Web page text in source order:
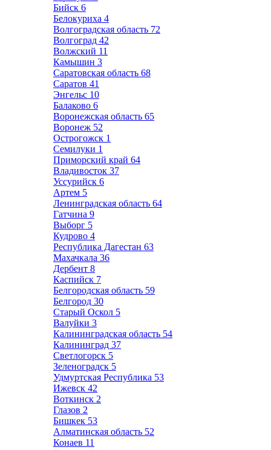
Бийск 6
Белокуриха 4
Волгоградская область 72
Волгоград 42
Волжский 11
Камышин 3
Саратовская область 68
Саратов 41
Энгельс 10
Балаково 6
Воронежская область 65
Воронеж 52
Острогожск 1
Семилуки 1
Приморский край 64
Владивосток 37
Уссурийск 6
Артем 5
Ленинградская область 64
Гатчина 9
Выборг 5
Кудрово 4
Республика Дагестан 63
Махачкала 36
Дербент 8
Каспийск 7
Белгородская область 59
Белгород 30
Старый Оскол 5
Валуйки 3
Калининградская область 54
Калининград 37
Светлогорск 5
Зеленоградск 5
Удмуртская Республика 53
Ижевск 42
Воткинск 2
Глазов 2
Бишкек 53
Алматинская область 52
Конаев 11